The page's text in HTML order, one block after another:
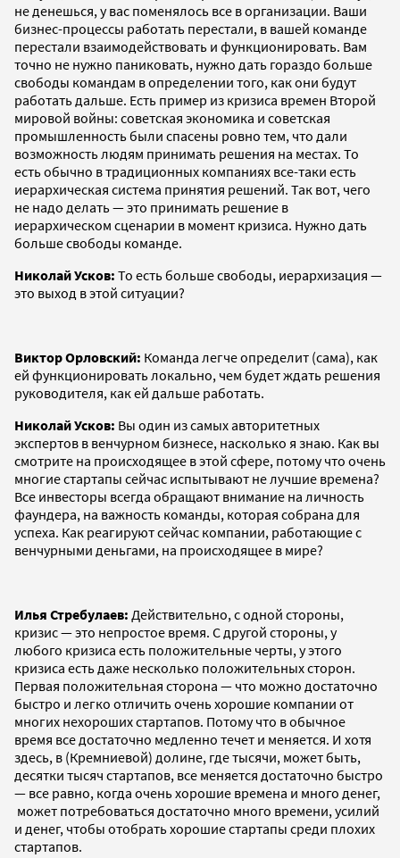
не денешься, у вас поменялось все в организации. Ваши
бизнес-процессы работать перестали, в вашей команде
перестали взаимодействовать и функционировать. Вам
точно не нужно паниковать, нужно дать гораздо больше
свободы командам в определении того, как они будут
работать дальше. Есть пример из кризиса времен Второй
мировой войны: советская экономика и советская
промышленность были спасены ровно тем, что дали
возможность людям принимать решения на местах. То
есть обычно в традиционных компаниях все-таки есть
иерархическая система принятия решений. Так вот, чего
не надо делать — это принимать решение в
иерархическом сценарии в момент кризиса. Нужно дать
больше свободы команде.
Николай Усков: То есть больше свободы, иерархизация —
это выход в этой ситуации?
Виктор Орловский: Команда легче определит (сама), как
ей функционировать локально, чем будет ждать решения
руководителя, как ей дальше работать.
Николай Усков: Вы один из самых авторитетных
экспертов в венчурном бизнесе, насколько я знаю. Как вы
смотрите на происходящее в этой сфере, потому что очень
многие стартапы сейчас испытывают не лучшие времена?
Все инвесторы всегда обращают внимание на личность
фаундера, на важность команды, которая собрана для
успеха. Как реагируют сейчас компании, работающие с
венчурными деньгами, на происходящее в мире?
Илья Стребулаев: Действительно, с одной стороны,
кризис — это непростое время. С другой стороны, у
любого кризиса есть положительные черты, у этого
кризиса есть даже несколько положительных сторон.
Первая положительная сторона — что можно достаточно
быстро и легко отличить очень хорошие компании от
многих нехороших стартапов. Потому что в обычное
время все достаточно медленно течет и меняется. И хотя
здесь, в (Кремниевой) долине, где тысячи, может быть,
десятки тысяч стартапов, все меняется достаточно быстро
— все равно, когда очень хорошие времена и много денег,
может потребоваться достаточно много времени, усилий
и денег, чтобы отобрать хорошие стартапы среди плохих
стартапов.